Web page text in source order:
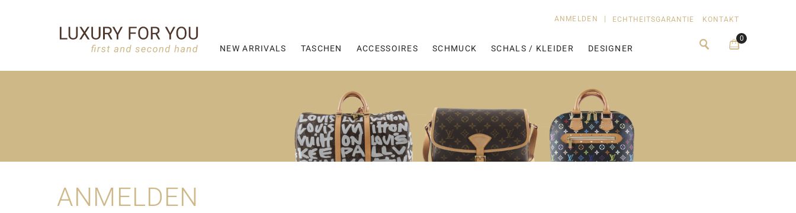
NEW ARRIVALS TASCHEN ACCESSOIRES SCHMUCK SCHALS / KLEIDER DESIGNER
ANMELDEN ECHTHEITSGARANTIE KONTAKT
0
ANMELDEN